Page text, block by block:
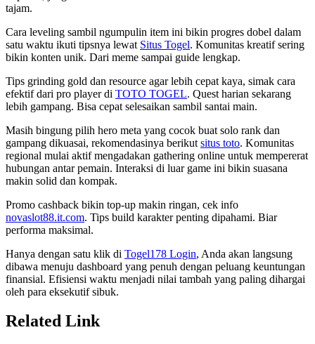
tajam.
Cara leveling sambil ngumpulin item ini bikin progres dobel dalam
satu waktu ikuti tipsnya lewat Situs Togel. Komunitas kreatif sering
bikin konten unik. Dari meme sampai guide lengkap.
Tips grinding gold dan resource agar lebih cepat kaya, simak cara
efektif dari pro player di TOTO TOGEL. Quest harian sekarang
lebih gampang. Bisa cepat selesaikan sambil santai main.
Masih bingung pilih hero meta yang cocok buat solo rank dan
gampang dikuasai, rekomendasinya berikut situs toto. Komunitas
regional mulai aktif mengadakan gathering online untuk mempererat
hubungan antar pemain. Interaksi di luar game ini bikin suasana
makin solid dan kompak.
Promo cashback bikin top-up makin ringan, cek info
novaslot88.it.com. Tips build karakter penting dipahami. Biar
performa maksimal.
Hanya dengan satu klik di Togel178 Login, Anda akan langsung
dibawa menuju dashboard yang penuh dengan peluang keuntungan
finansial. Efisiensi waktu menjadi nilai tambah yang paling dihargai
oleh para eksekutif sibuk.
Related Link